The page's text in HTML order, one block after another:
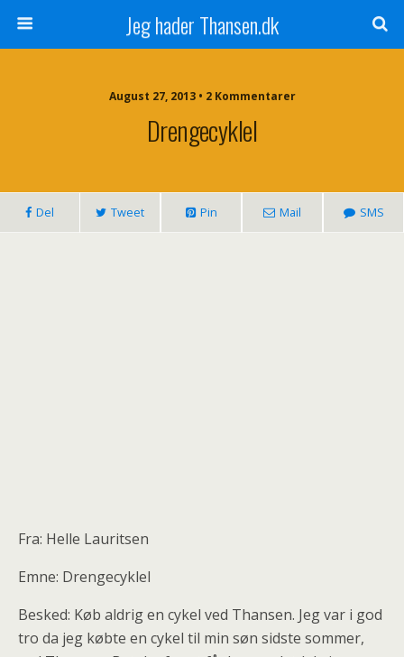
Jeg hader Thansen.dk
August 27, 2013 • 2 Kommentarer
Drengecyklel
Del Tweet Pin Mail SMS
Fra: Helle Lauritsen
Emne: Drengecyklel
Besked: Køb aldrig en cykel ved Thansen. Jeg var i god
tro da jeg købte en cykel til min søn sidste sommer,